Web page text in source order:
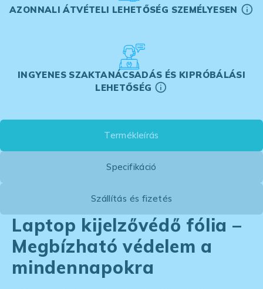
AZONNALI ÁTVÉTELI LEHETŐSÉG SZEMÉLYESEN
INGYENES SZAKTANÁCSADÁS ÉS KIPRÓBÁLÁSI
LEHETŐSÉG
Termékleírás
Specifikáció
Szállítás és fizetés
Laptop kijelzővédő fólia –
Megbízható védelem a
mindennapokra